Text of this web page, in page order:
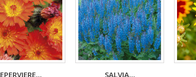
EPERVIERE... SALVIA...